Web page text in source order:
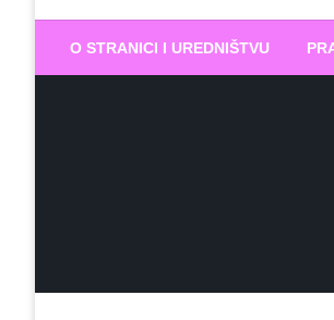
O STRANICI I UREDNIŠTVU